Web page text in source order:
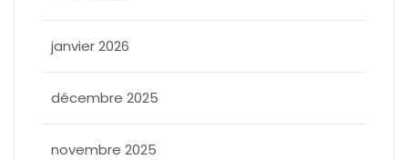
janvier 2026
décembre 2025
novembre 2025